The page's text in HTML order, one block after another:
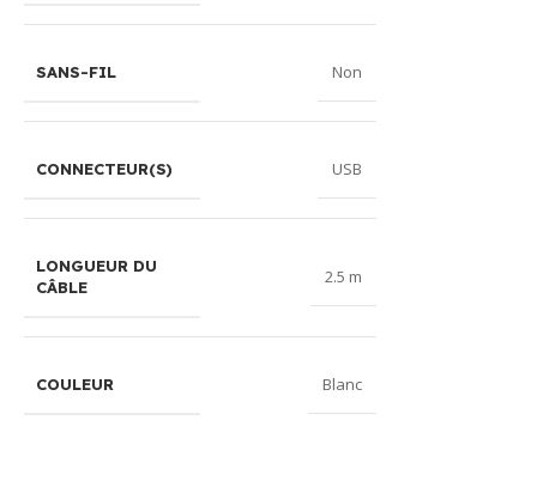
SANS-FIL Non
CONNECTEUR(S) USB
LONGUEUR DU
CÂBLE
2.5 m
COULEUR Blanc